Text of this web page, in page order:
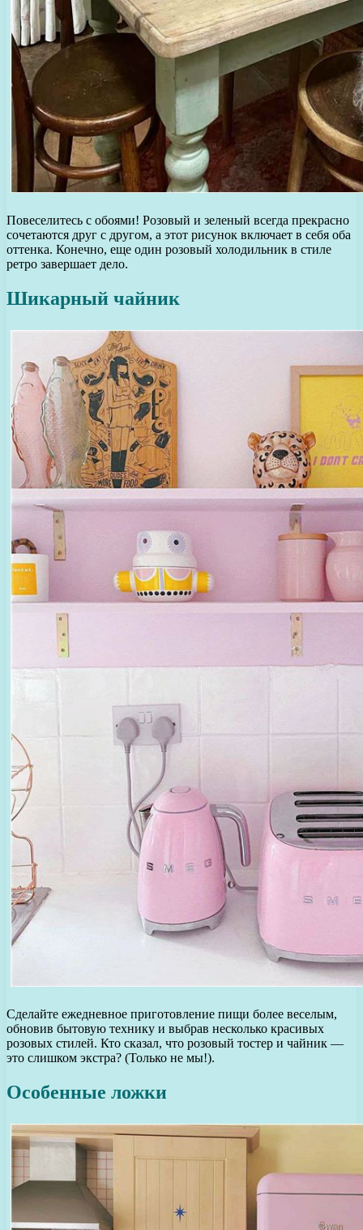
Повеселитесь с обоями! Розовый и зеленый всегда прекрасно
сочетаются друг с другом, а этот рисунок включает в себя оба
оттенка. Конечно, еще один розовый холодильник в стиле
ретро завершает дело.
Шикарный чайник
Сделайте ежедневное приготовление пищи более веселым,
обновив бытовую технику и выбрав несколько красивых
розовых стилей. Кто сказал, что розовый тостер и чайник —
это слишком экстра? (Только не мы!).
Особенные ложки